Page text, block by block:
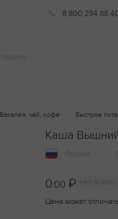
8 800 234 88
Бакалея, чай, кофе Быстрое
Каша
Россия
0.00 ₽ Нет в
Цена может